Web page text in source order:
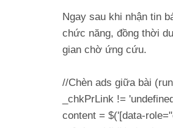
Ngay sau khi nhận tin
chức năng, đồng thời
gian chờ ứng cứu.
//Chèn ads giữa bài
_chkPrLink !=
content = $('[data-